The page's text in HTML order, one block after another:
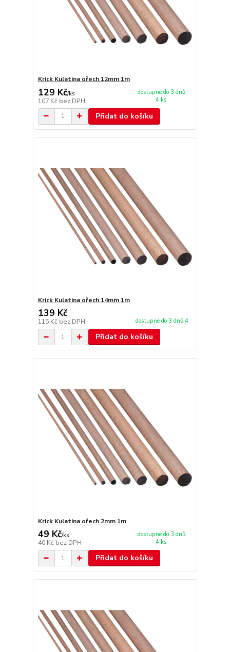
Krick Kulatina ořech 12mm 1m
129 Kč/ks
107 Kč bez DPH
dostupné do 3 dnů
4 ks
Přidat do košíku
Krick Kulatina ořech 14mm 1m
139 Kč
115 Kč bez DPH dostupné do 3 dnů 4
Přidat do košíku
Krick Kulatina ořech 2mm 1m
49 Kč/ks
40 Kč bez DPH
dostupné do 3 dnů
4 ks
Přidat do košíku